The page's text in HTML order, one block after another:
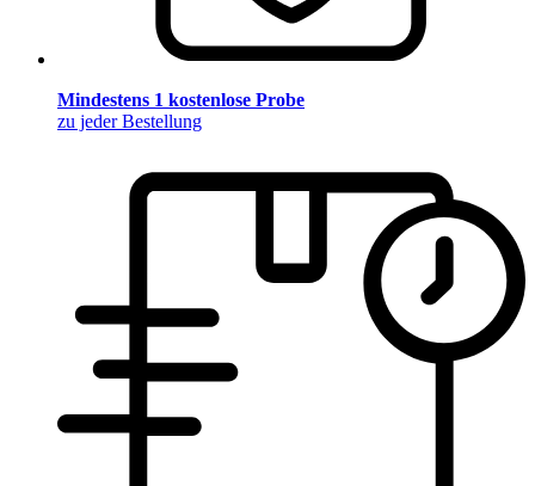
Mindestens 1 kostenlose Probe
zu jeder Bestellung